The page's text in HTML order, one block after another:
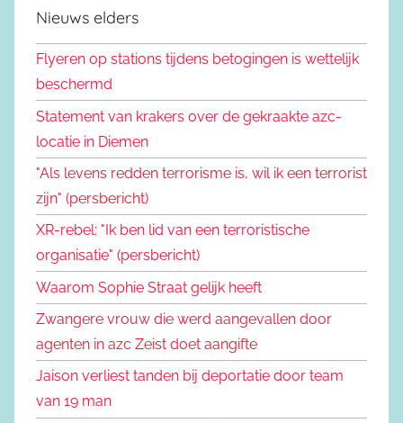
Nieuws elders
Flyeren op stations tijdens betogingen is wettelijk
beschermd
Statement van krakers over de gekraakte azc-
locatie in Diemen
"Als levens redden terrorisme is, wil ik een terrorist
zijn" (persbericht)
XR-rebel: "Ik ben lid van een terroristische
organisatie" (persbericht)
Waarom Sophie Straat gelijk heeft
Zwangere vrouw die werd aangevallen door
agenten in azc Zeist doet aangifte
Jaison verliest tanden bij deportatie door team
van 19 man